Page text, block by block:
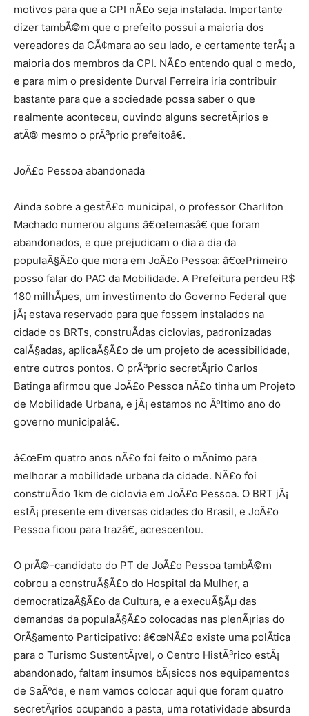
motivos para que a CPI nÃ£o seja instalada. Importante
dizer tambÃ©m que o prefeito possui a maioria dos
vereadores da CÃ¢mara ao seu lado, e certamente terÃ¡ a
maioria dos membros da CPI. NÃ£o entendo qual o medo,
e para mim o presidente Durval Ferreira iria contribuir
bastante para que a sociedade possa saber o que
realmente aconteceu, ouvindo alguns secretÃ¡rios e
atÃ© mesmo o prÃ³prio prefeitoâ€.
JoÃ£o Pessoa abandonada
Ainda sobre a gestÃ£o municipal, o professor Charliton
Machado numerou alguns â€œtemasâ€ que foram
abandonados, e que prejudicam o dia a dia da
populaÃ§Ã£o que mora em JoÃ£o Pessoa: â€œPrimeiro
posso falar do PAC da Mobilidade. A Prefeitura perdeu R$
180 milhÃµes, um investimento do Governo Federal que
jÃ¡ estava reservado para que fossem instalados na
cidade os BRTs, construÃ­das ciclovias, padronizadas
calÃ§adas, aplicaÃ§Ã£o de um projeto de acessibilidade,
entre outros pontos. O prÃ³prio secretÃ¡rio Carlos
Batinga afirmou que JoÃ£o Pessoa nÃ£o tinha um Projeto
de Mobilidade Urbana, e jÃ¡ estamos no Ãºltimo ano do
governo municipalâ€.
â€œEm quatro anos nÃ£o foi feito o mÃ­nimo para
melhorar a mobilidade urbana da cidade. NÃ£o foi
construÃ­do 1km de ciclovia em JoÃ£o Pessoa. O BRT jÃ¡
estÃ¡ presente em diversas cidades do Brasil, e JoÃ£o
Pessoa ficou para trazâ€, acrescentou.
O prÃ©-candidato do PT de JoÃ£o Pessoa tambÃ©m
cobrou a construÃ§Ã£o do Hospital da Mulher, a
democratizaÃ§Ã£o da Cultura, e a execuÃ§Ãµ das
demandas da populaÃ§Ã£o colocadas nas plenÃ¡rias do
OrÃ§amento Participativo: â€œNÃ£o existe uma polÃ­tica
para o Turismo SustentÃ¡vel, o Centro HistÃ³rico estÃ¡
abandonado, faltam insumos bÃ¡sicos nos equipamentos
de SaÃºde, e nem vamos colocar aqui que foram quatro
secretÃ¡rios ocupando a pasta, uma rotatividade absurda